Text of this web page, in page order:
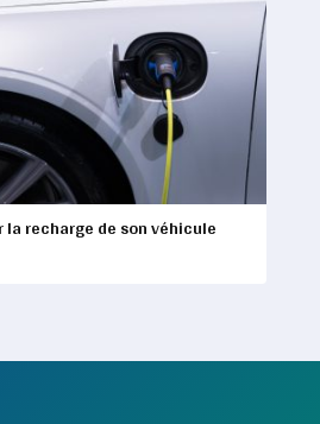
la recharge de son véhicule